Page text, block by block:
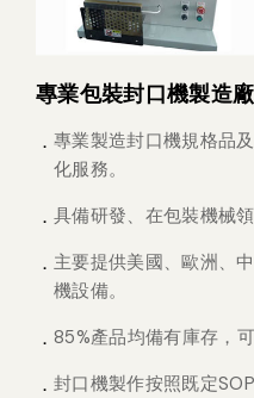
專業包裝封口機製造廠
專業製造封口機規格品
化服務。
具備研發、在包裝機械
主要提供美國、歐洲、
機設備。
85%產品均備有庫存，
封口機製作按照既定